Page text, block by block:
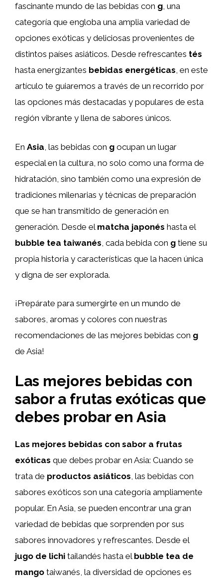
fascinante mundo de las bebidas con g, una
categoría que engloba una amplia variedad de
opciones exóticas y deliciosas provenientes de
distintos países asiáticos. Desde refrescantes tés
hasta energizantes bebidas energéticas, en este
artículo te guiaremos a través de un recorrido por
las opciones más destacadas y populares de esta
región vibrante y llena de sabores únicos.
En Asia , las bebidas con g ocupan un lugar
especial en la cultura, no solo como una forma de
hidratación, sino también como una expresión de
tradiciones milenarias y técnicas de preparación
que se han transmitido de generación en
generación. Desde el matcha japonés hasta el
bubble tea taiwanés , cada bebida con g tiene su
propia historia y características que la hacen única
y digna de ser explorada.
¡Prepárate para sumergirte en un mundo de
sabores, aromas y colores con nuestras
recomendaciones de las mejores bebidas con g
de Asia!
Las mejores bebidas con
sabor a frutas exóticas que
debes probar en Asia
Las mejores bebidas con sabor a frutas
exóticas que debes probar en Asia: Cuando se
trata de productos asiáticos , las bebidas con
sabores exóticos son una categoría ampliamente
popular. En Asia, se pueden encontrar una gran
variedad de bebidas que sorprenden por sus
sabores innovadores y refrescantes. Desde el
jugo de lichi tailandés hasta el bubble tea de
mango taiwanés, la diversidad de opciones es